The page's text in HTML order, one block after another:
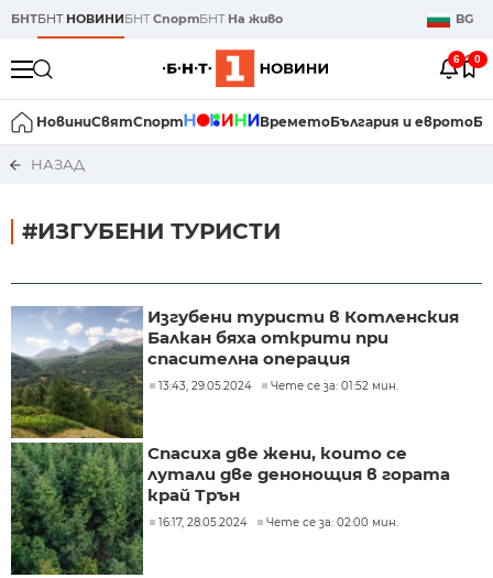
БНТБНТ НОВИНИБНТСпортБНТ На живо BG
6 0
НовиниСвятСпорт ВреметоБългария и еврото
НАЗАД
#ИЗГУБЕНИ ТУРИСТИ
Изгубени туристи в Котленския
Балкан бяха открити при
спасителна операция
13:43, 29.05.2024 Чете се за: 01:52 мин.
Спасиха две жени, които се
лутали две денонощия в гората
край Трън
16:17, 28.05.2024 Чете се за: 02:00 мин.